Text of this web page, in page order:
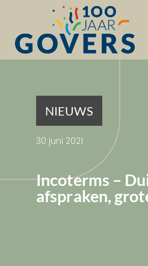
NIEUWS
30 juni 2021
Incoterms –
afspraken,